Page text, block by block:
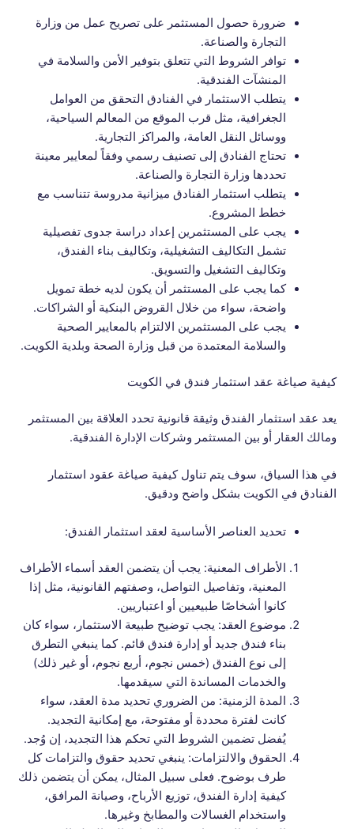
ضرورة حصول المستثمر على تصريح عمل من وزارة
التجارة والصناعة.
توافر الشروط التي تتعلق بتوفير الأمن والسلامة في
المنشآت الفندقية.
يتطلب الاستثمار في الفنادق التحقق من العوامل
الجغرافية، مثل قرب الموقع من المعالم السياحية،
ووسائل النقل العامة، والمراكز التجارية.
تحتاج الفنادق إلى تصنيف رسمي وفقاً لمعايير معينة
تحددها وزارة التجارة والصناعة.
يتطلب استثمار الفنادق ميزانية مدروسة تتناسب مع
خطط المشروع.
يجب على المستثمرين إعداد دراسة جدوى تفصيلية
تشمل التكاليف التشغيلية، وتكاليف بناء الفندق،
وتكاليف التشغيل والتسويق.
كما يجب على المستثمر أن يكون لديه خطة تمويل
واضحة، سواء من خلال القروض البنكية أو الشراكات.
يجب على المستثمرين الالتزام بالمعايير الصحية
والسلامة المعتمدة من قبل وزارة الصحة وبلدية الكويت.
كيفية صياغة عقد استثمار فندق في الكويت
يعد عقد استثمار الفندق وثيقة قانونية تحدد العلاقة بين المستثمر
ومالك العقار أو بين المستثمر وشركات الإدارة الفندقية.
في هذا السياق، سوف يتم تناول كيفية صياغة عقود استثمار
الفنادق في الكويت بشكل واضح ودقيق.
تحديد العناصر الأساسية لعقد استثمار الفندق:
الأطراف المعنية: يجب أن يتضمن العقد أسماء الأطراف
المعنية، وتفاصيل التواصل، وصفتهم القانونية، مثل إذا
كانوا أشخاصًا طبيعيين أو اعتباريين.
موضوع العقد: يجب توضيح طبيعة الاستثمار، سواء كان
بناء فندق جديد أو إدارة فندق قائم. كما ينبغي التطرق
إلى نوع الفندق (خمس نجوم، أربع نجوم، أو غير ذلك)
والخدمات المساندة التي سيقدمها.
المدة الزمنية: من الضروري تحديد مدة العقد، سواء
كانت لفترة محددة أو مفتوحة، مع إمكانية التجديد.
يُفضل تضمين الشروط التي تحكم هذا التجديد، إن وُجد.
الحقوق والالتزامات: ينبغي تحديد حقوق والتزامات كل
طرف بوضوح. فعلى سبيل المثال، يمكن أن يتضمن ذلك
كيفية إدارة الفندق، توزيع الأرباح، وصيانة المرافق،
واستخدام الغسالات والمطابخ وغيرها.